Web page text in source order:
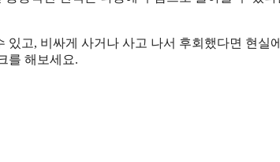
고, 비싸게 사거나 사고 나서 후회했다면 현실
를 해보세요.